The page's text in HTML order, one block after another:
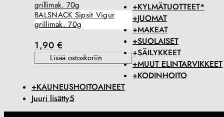
BALSNACK Sipsit Vigur
grillimak. 70g
1,90 €
Lisää ostoskoriin
+KYLMÄTUOTTEET*
+JUOMAT
+MAKEAT
+SUOLAISET
+SÄILYKKEET
+MUUT ELINTARVIKKEET
+KODINHOITO
+KAUNEUSHOITOAINEET
Juuri lisätty5